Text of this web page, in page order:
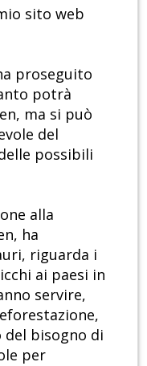
sito web
proseguito
potrà
ma si può
del
possibili
alla
ha
riguarda i
ai paesi in
servire,
bisogno di
per